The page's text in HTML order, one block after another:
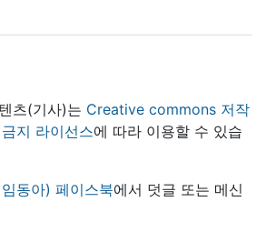
츠(기사)는 Creative commons 저작
지 라이선스에 따라 이용할 수 있습
동아) 페이스북에서 덧글 또는 메신